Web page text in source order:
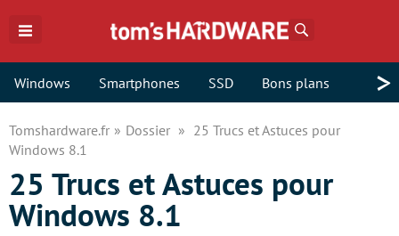
Windows Smartphones SSD Bons plans >
Tomshardware.fr Dossier
25 Trucs et Astuces pour
Windows 8.1
25 Trucs et Astuces pour
Windows 8.1